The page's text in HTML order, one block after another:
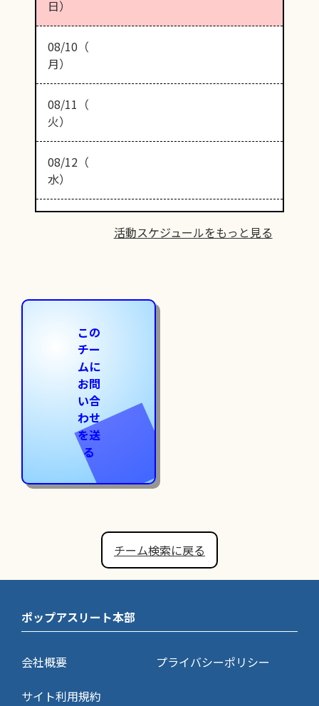
日）
08/10（
月）
08/11（
火）
08/12（
水）
活動スケジュールをもっと見る
この
チー
ムに
お問
い合
わせ
を送
る
チーム検索に戻る
ポップアスリート本部
会社概要
プライバシーポリシー
サイト利用規約